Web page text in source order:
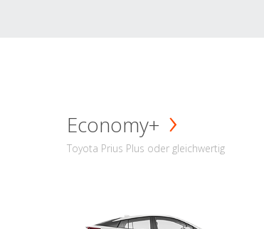
Economy+
Toyota Prius Plus oder gleichwertig